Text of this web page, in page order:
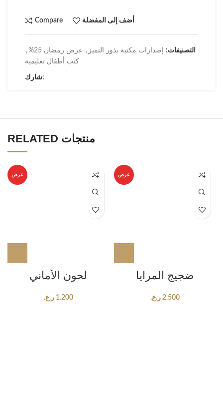
Compare أضف إلى المفضلة
التصنيفات: إصدارات مكتبة بذور التميز , عرض رمضان 25%
,
كتب أطفال تعليمية
شارك:
RELATED منتجات
عرض
لحون الأماني
1.200 ر.ع.
عرض
ضجيج المرايا
2.500 ر.ع.